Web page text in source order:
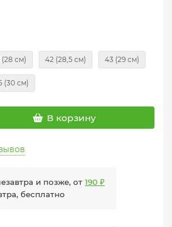
(28 см) 42 (28,5 см) 43 (29 см)
(30 см)
В корзину
и позже, от 190 ₽
бесплатно